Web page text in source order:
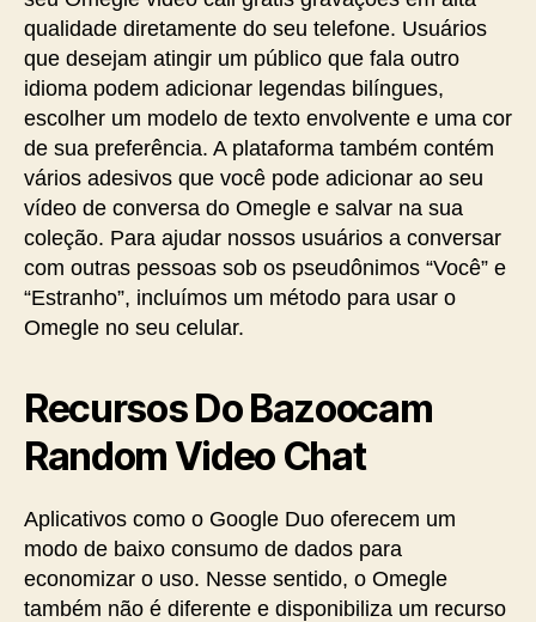
qualidade diretamente do seu telefone. Usuários
que desejam atingir um público que fala outro
idioma podem adicionar legendas bilíngues,
escolher um modelo de texto envolvente e uma cor
de sua preferência. A plataforma também contém
vários adesivos que você pode adicionar ao seu
vídeo de conversa do Omegle e salvar na sua
coleção. Para ajudar nossos usuários a conversar
com outras pessoas sob os pseudônimos “Você” e
“Estranho”, incluímos um método para usar o
Omegle no seu celular.
Recursos Do Bazoocam
Random Video Chat
Aplicativos como o Google Duo oferecem um
modo de baixo consumo de dados para
economizar o uso. Nesse sentido, o Omegle
também não é diferente e disponibiliza um recurso